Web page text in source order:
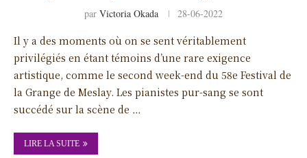
par Victoria Okada 28-06-2022
Il y a des moments où on se sent véritablement
privilégiés en étant témoins d’une rare exigence
artistique, comme le second week-end du 58e Festival de
la Grange de Meslay. Les pianistes pur-sang se sont
succédé sur la scène de …
LIRE LA SUITE